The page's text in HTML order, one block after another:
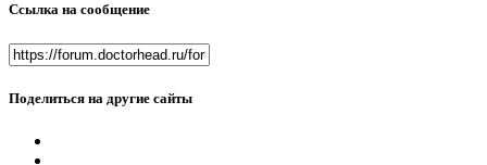
Ссылка на сообщение
Поделиться на другие сайты